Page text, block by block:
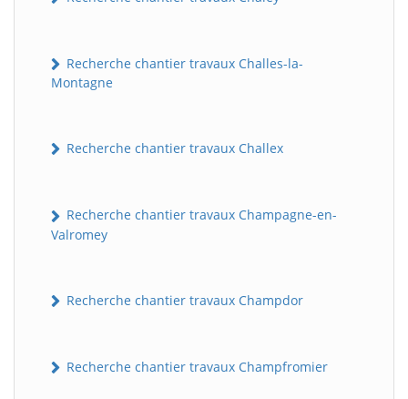
Recherche chantier travaux Challes-la-
Montagne
Recherche chantier travaux Challex
Recherche chantier travaux Champagne-en-
Valromey
Recherche chantier travaux Champdor
Recherche chantier travaux Champfromier